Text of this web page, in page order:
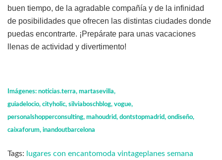
buen tiempo, de la agradable compañía y de la infinidad
de posibilidades que ofrecen las distintas ciudades donde
puedas encontrarte. ¡Prepárate para unas vacaciones
llenas de actividad y divertimento!
Imágenes: noticias.terra, martasevilla,
guiadelocio, cityholic, silviaboschblog, vogue,
personalshopperconsulting, mahoudrid, dontstopmadrid, ondiseño,
caixaforum, inandoutbarcelona
Tags: lugares con encantomoda vintageplanes semana